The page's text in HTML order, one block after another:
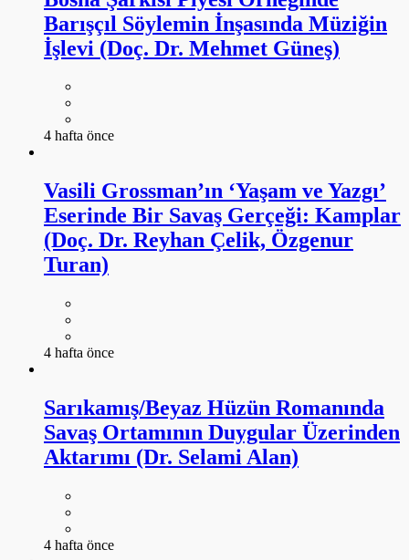
Barışçıl Söylemin İnşasında Müziğin
İşlevi (Doç. Dr. Mehmet Güneş)
4 hafta önce
Vasili Grossman’ın ‘Yaşam ve Yazgı’
Eserinde Bir Savaş Gerçeği: Kamplar
(Doç. Dr. Reyhan Çelik, Özgenur
Turan)
4 hafta önce
Sarıkamış/Beyaz Hüzün Romanında
Savaş Ortamının Duygular Üzerinden
Aktarımı (Dr. Selami Alan)
4 hafta önce